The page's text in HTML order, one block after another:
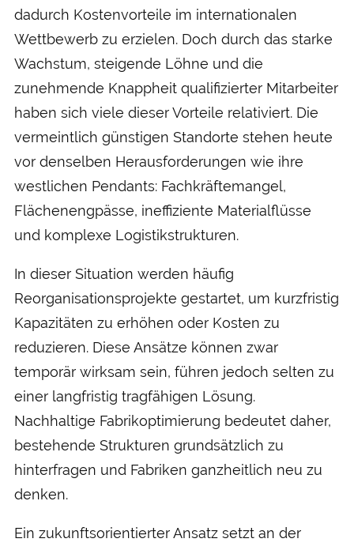
dadurch Kostenvorteile im internationalen
Wettbewerb zu erzielen. Doch durch das starke
Wachstum, steigende Löhne und die
zunehmende Knappheit qualifizierter Mitarbeiter
haben sich viele dieser Vorteile relativiert. Die
vermeintlich günstigen Standorte stehen heute
vor denselben Herausforderungen wie ihre
westlichen Pendants: Fachkräftemangel,
Flächenengpässe, ineffiziente Materialflüsse
und komplexe Logistikstrukturen.
In dieser Situation werden häufig
Reorganisationsprojekte gestartet, um kurzfristig
Kapazitäten zu erhöhen oder Kosten zu
reduzieren. Diese Ansätze können zwar
temporär wirksam sein, führen jedoch selten zu
einer langfristig tragfähigen Lösung.
Nachhaltige Fabrikoptimierung bedeutet daher,
bestehende Strukturen grundsätzlich zu
hinterfragen und Fabriken ganzheitlich neu zu
denken.
Ein zukunftsorientierter Ansatz setzt an der